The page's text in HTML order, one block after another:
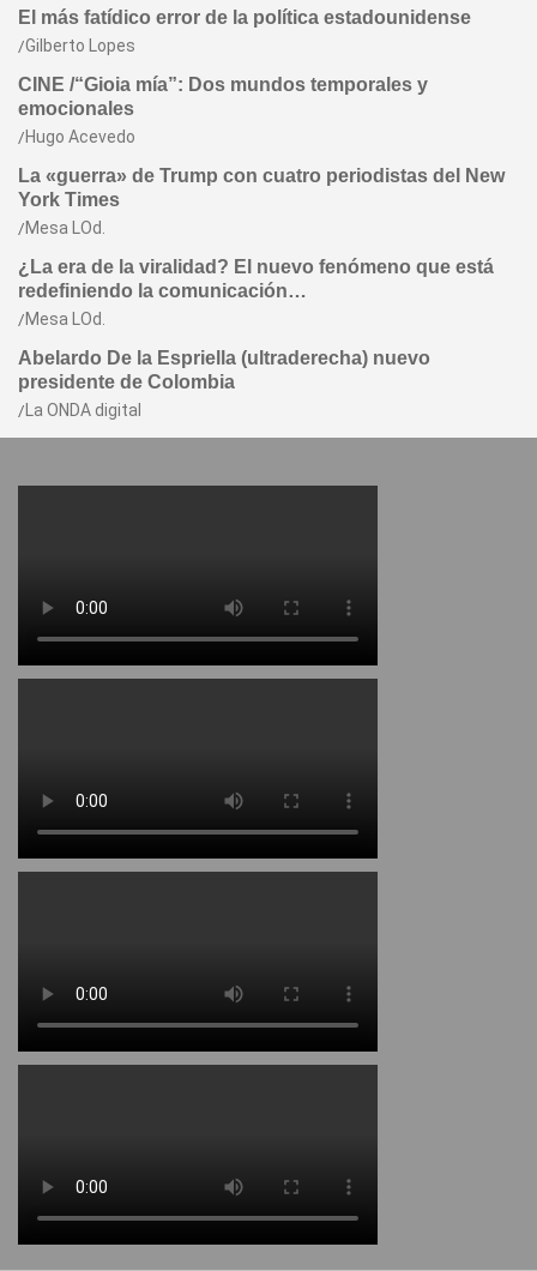
El más fatídico error de la política estadounidense
Gilberto Lopes
CINE /“Gioia mía”: Dos mundos temporales y
emocionales
Hugo Acevedo
La «guerra» de Trump con cuatro periodistas del New
York Times
Mesa LOd.
¿La era de la viralidad? El nuevo fenómeno que está
redefiniendo la comunicación…
Mesa LOd.
Abelardo De la Espriella (ultraderecha) nuevo
presidente de Colombia
La ONDA digital